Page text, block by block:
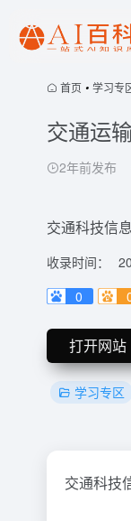
首页 • 学习专
交通运
2年前发布
交通科技信
收录时间：
0
打开网站
学习专区
交通科技